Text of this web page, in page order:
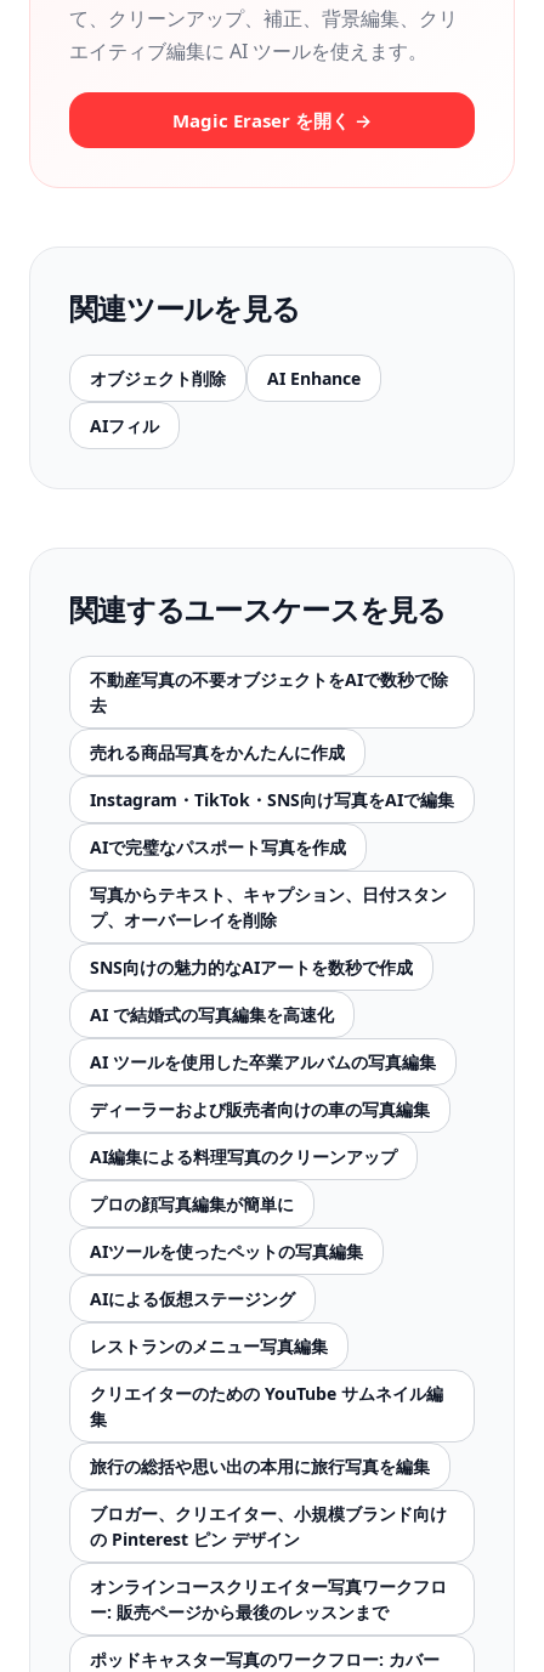
て、クリーンアップ、補正、背景編集、クリ
エイティブ編集に AI ツールを使えます。
Magic Eraser を開く →
関連ツールを見る
オブジェクト削除 AI Enhance
AIフィル
関連するユースケースを見る
不動産写真の不要オブジェクトをAIで数秒で除
去
売れる商品写真をかんたんに作成
Instagram・TikTok・SNS向け写真をAIで編集
AIで完璧なパスポート写真を作成
写真からテキスト、キャプション、日付スタン
プ、オーバーレイを削除
SNS向けの魅力的なAIアートを数秒で作成
AI で結婚式の写真編集を高速化
AI ツールを使用した卒業アルバムの写真編集
ディーラーおよび販売者向けの車の写真編集
AI編集による料理写真のクリーンアップ
プロの顔写真編集が簡単に
AIツールを使ったペットの写真編集
AIによる仮想ステージング
レストランのメニュー写真編集
クリエイターのための YouTube サムネイル編
集
旅行の総括や思い出の本用に旅行写真を編集
ブロガー、クリエイター、小規模ブランド向け
の Pinterest ピン デザイン
オンラインコースクリエイター写真ワークフロ
ー: 販売ページから最後のレッスンまで
ポッドキャスター写真のワークフロー: カバー